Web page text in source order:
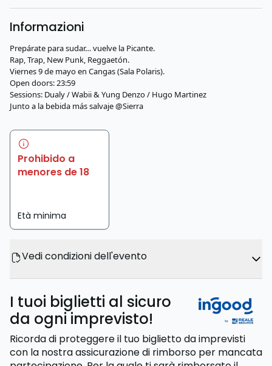
Informazioni
Prepárate para sudar… vuelve la Picante.
Rap, Trap, New Punk, Reggaetón.
Viernes 9 de mayo en Cangas (Sala Polaris).
Open doors: 23:59
Sessions: Dualy / Wabii & Yung Denzo / Hugo Martinez
Junto a la bebida más salvaje @Sierra
Prohibido a
menores de 18
Età minima
Vedi condizioni dell'evento
I tuoi biglietti al sicuro
da ogni imprevisto!
Ricorda di proteggere il tuo biglietto da imprevisti
con la nostra assicurazione di rimborso per mancata